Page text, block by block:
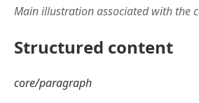
Main illustration associated with the
Structured content
core/paragraph